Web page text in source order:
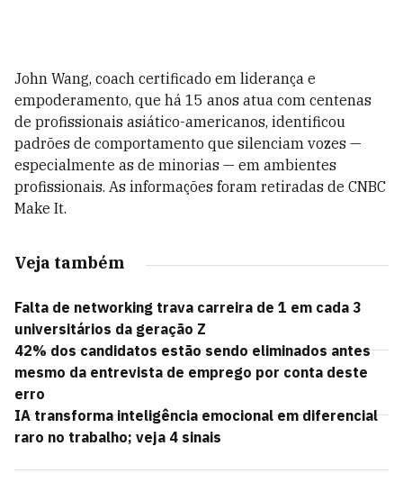
John Wang, coach certificado em liderança e
empoderamento, que há 15 anos atua com centenas
de profissionais asiático-americanos, identificou
padrões de comportamento que silenciam vozes —
especialmente as de minorias — em ambientes
profissionais. As informações foram retiradas de CNBC
Make It.
Veja também
Falta de networking trava carreira de 1 em cada 3
universitários da geração Z
42% dos candidatos estão sendo eliminados antes
mesmo da entrevista de emprego por conta deste
erro
IA transforma inteligência emocional em diferencial
raro no trabalho; veja 4 sinais